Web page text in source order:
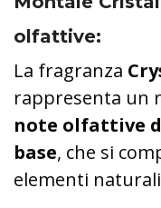
olfattive:
La fragranza
rappresenta un
note olfattive
base, che si
elementi